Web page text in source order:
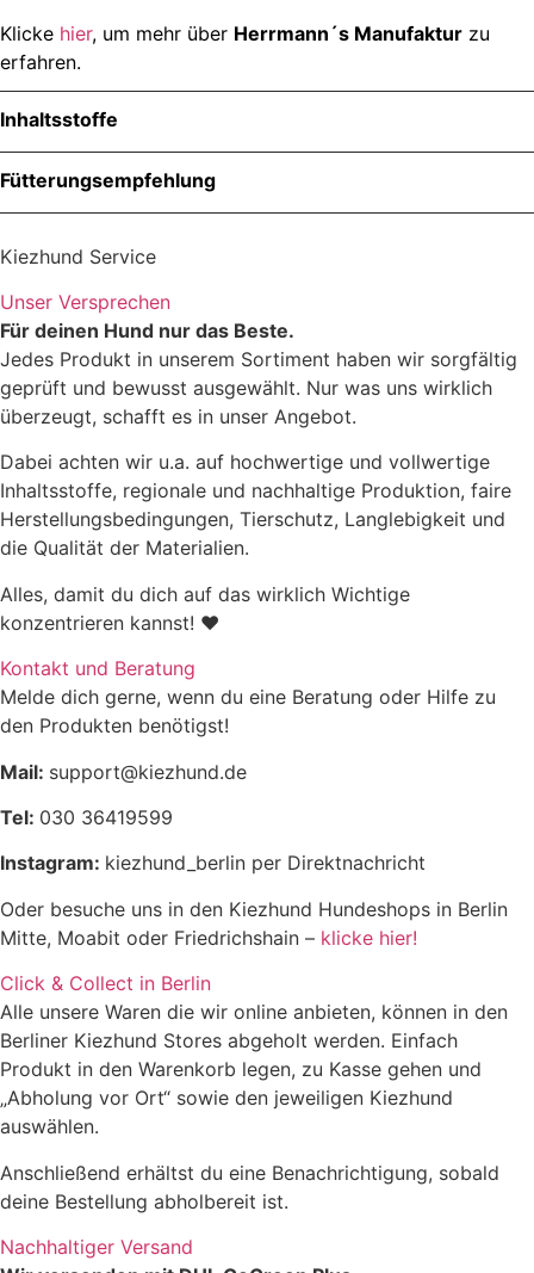
Klicke hier, um mehr über Herrmann´s Manufaktur zu
erfahren.
Inhaltsstoffe
Rohprotein
Rohfett 8,07%
Rohfaser
Feuchtigkeit 72,31%
Fütterungsempfehlung
Kiezhund Service
Unser Versprechen
Für deinen Hund nur das Beste.
Jedes Produkt in unserem Sortiment haben wir sorgfältig
geprüft und bewusst ausgewählt. Nur was uns wirklich
überzeugt, schafft es in unser Angebot.
Dabei achten wir u.a. auf hochwertige und vollwertige
Inhaltsstoffe, regionale und nachhaltige Produktion, faire
Herstellungsbedingungen, Tierschutz, Langlebigkeit und
die Qualität der Materialien.
Alles, damit du dich auf das wirklich Wichtige
konzentrieren kannst! ♥
Kontakt und Beratung
Melde dich gerne, wenn du eine Beratung oder Hilfe zu
den Produkten benötigst!
Mail: support@kiezhund.de
Tel: 030 36419599
Instagram: kiezhund_berlin per Direktnachricht
Oder besuche uns in den Kiezhund Hundeshops in Berlin
Mitte, Moabit oder Friedrichshain – klicke hier!
Click & Collect in Berlin
Alle unsere Waren die wir online anbieten, können in den
Berliner Kiezhund Stores abgeholt werden. Einfach
Produkt in den Warenkorb legen, zu Kasse gehen und
„Abholung vor Ort“ sowie den jeweiligen Kiezhund
auswählen.
Anschließend erhältst du eine Benachrichtigung, sobald
deine Bestellung abholbereit ist.
Nachhaltiger Versand